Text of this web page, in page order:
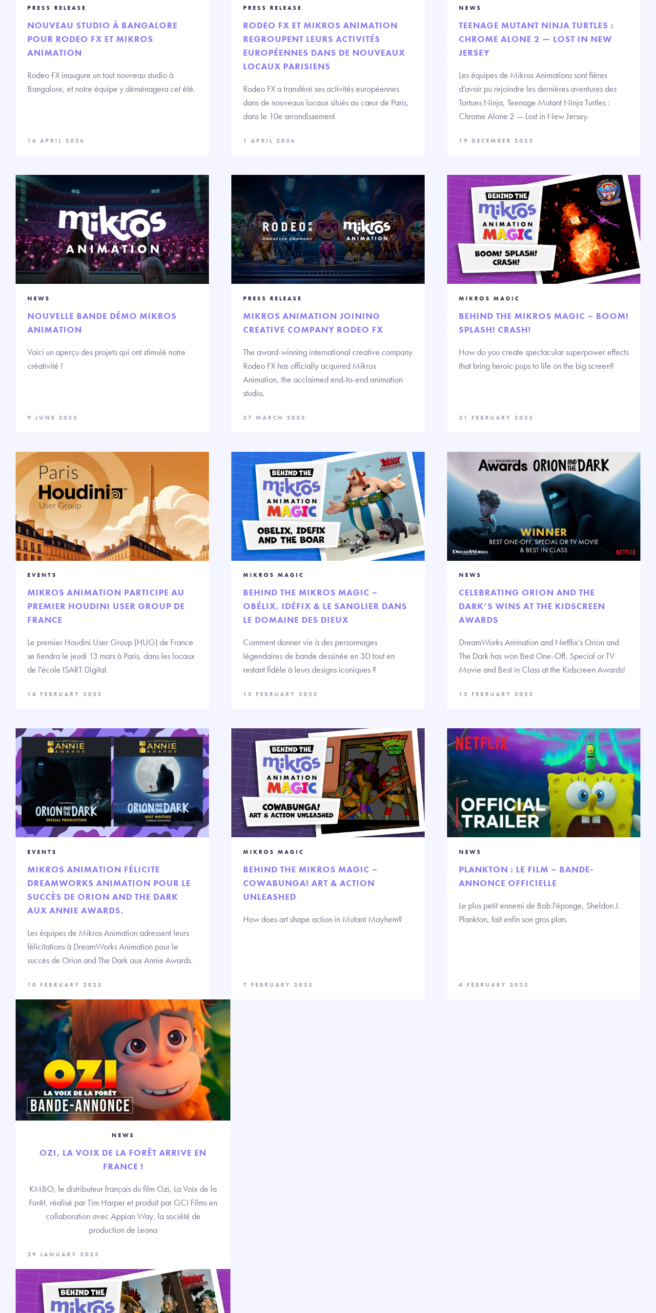
PRESS RELEASE
NOUVEAU STUDIO À BANGALORE
POUR RODEO FX ET MIKROS
ANIMATION
Rodeo FX inaugure un tout nouveau studio à
Bangalore, et notre équipe y déménagera cet été.
16 APRIL 2026
PRESS RELEASE
RODEO FX ET MIKROS ANIMATION
REGROUPENT LEURS ACTIVITÉS
EUROPÉENNES DANS DE NOUVEAUX
LOCAUX PARISIENS
Rodeo FX a transféré ses activités européennes
dans de nouveaux locaux situés au cœur de Paris,
dans le 10e arrondissement.
1 APRIL 2026
NEWS
TEENAGE MUTANT NINJA TURTLES :
CHROME ALONE 2 — LOST IN NEW
JERSEY
Les équipes de Mikros Animations sont fières
d’avoir pu rejoindre les dernières aventures des
Tortues Ninja, Teenage Mutant Ninja Turtles :
Chrome Alone 2 — Lost in New Jersey.
19 DECEMBER 2025
NEWS
NOUVELLE BANDE DÉMO MIKROS
ANIMATION
Voici un aperçu des projets qui ont stimulé notre
créativité !
9 JUNE 2025
PRESS RELEASE
MIKROS ANIMATION JOINING
CREATIVE COMPANY RODEO FX
The award-winning international creative company
Rodeo FX has officially acquired Mikros
Animation, the acclaimed end-to-end animation
studio.
27 MARCH 2025
MIKROS MAGIC
BEHIND THE MIKROS MAGIC – BOOM!
SPLASH! CRASH!
How do you create spectacular superpower effects
that bring heroic pups to life on the big screen?
21 FEBRUARY 2025
EVENTS
MIKROS ANIMATION PARTICIPE AU
PREMIER HOUDINI USER GROUP DE
FRANCE
Le premier Houdini User Group (HUG) de France
se tiendra le jeudi 13 mars à Paris, dans les locaux
de l'école ISART Digital.
14 FEBRUARY 2025
MIKROS MAGIC
BEHIND THE MIKROS MAGIC –
OBÉLIX, IDÉFIX & LE SANGLIER DANS
LE DOMAINE DES DIEUX
Comment donner vie à des personnages
légendaires de bande dessinée en 3D tout en
restant fidèle à leurs designs iconiques ?
13 FEBRUARY 2025
NEWS
CELEBRATING ORION AND THE
DARK’S WINS AT THE KIDSCREEN
AWARDS
DreamWorks Animation and Netflix’s Orion and
The Dark has won Best One-Off, Special or TV
Movie and Best in Class at the Kidscreen Awards!
12 FEBRUARY 2025
EVENTS
MIKROS ANIMATION FÉLICITE
DREAMWORKS ANIMATION POUR LE
SUCCÈS DE ORION AND THE DARK
AUX ANNIE AWARDS.
Les équipes de Mikros Animation adressent leurs
félicitations à DreamWorks Animation pour le
succès de Orion and The Dark aux Annie Awards.
10 FEBRUARY 2025
MIKROS MAGIC
BEHIND THE MIKROS MAGIC –
COWABUNGA! ART & ACTION
UNLEASHED
How does art shape action in Mutant Mayhem?
7 FEBRUARY 2025
NEWS
PLANKTON : LE FILM – BANDE-
ANNONCE OFFICIELLE
Le plus petit ennemi de Bob l'éponge, Sheldon J.
Plankton, fait enfin son gros plan.
4 FEBRUARY 2025
NEWS
OZI, LA VOIX DE LA FORÊT ARRIVE EN
FRANCE !
KMBO, le distributeur français du film Ozi, La Voix de la
Forêt, réalisé par Tim Harper et produit par GCI Films en
collaboration avec Appian Way, la société de
production de Leona
29 JANUARY 2025